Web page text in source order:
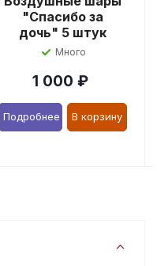
"Спасибо за
дочь" 5 штук
Много
1 000 ₽
Подробнее В корзину